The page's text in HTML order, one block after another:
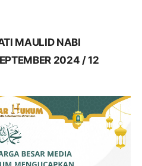
MAULID NABI
2024 / 12